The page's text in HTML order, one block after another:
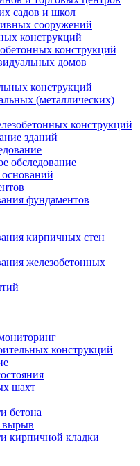
садов и школ
сооружений
конструкций
конструкций
домов
конструкций
(металлических)
конструкций
зданий
обследование
фундаментов
кирпичных стен
железобетонных
конструкций
шахт
бетона
вырыв
кирпичной кладки